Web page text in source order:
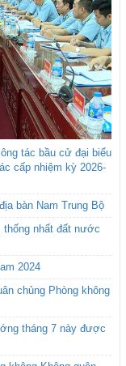
tác bầu cử đại biểu
cấp nhiệm kỳ 2026-
bàn Nam Trung Bộ
thống nhất đất nước
2024
chủng Phòng không
tháng 7 này được